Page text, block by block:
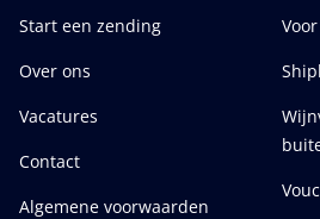
Start een zending
Over ons
Vacatures
Contact
Algemene voorwaarden